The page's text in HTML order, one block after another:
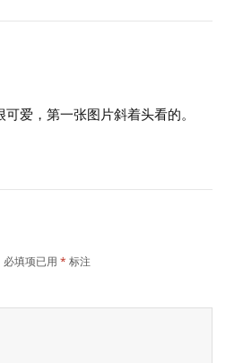
爱，第一张图片斜着头看的。
必填项已用* 标注